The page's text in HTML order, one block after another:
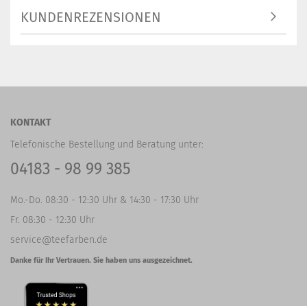
KUNDENREZENSIONEN
KONTAKT
Telefonische Bestellung und Beratung unter:
04183 - 98 99 385
Mo.-Do. 08:30 - 12:30 Uhr & 14:30 - 17:30 Uhr
Fr. 08:30 - 12:30 Uhr
service@teefarben.de
Danke für Ihr Vertrauen. Sie haben uns ausgezeichnet.